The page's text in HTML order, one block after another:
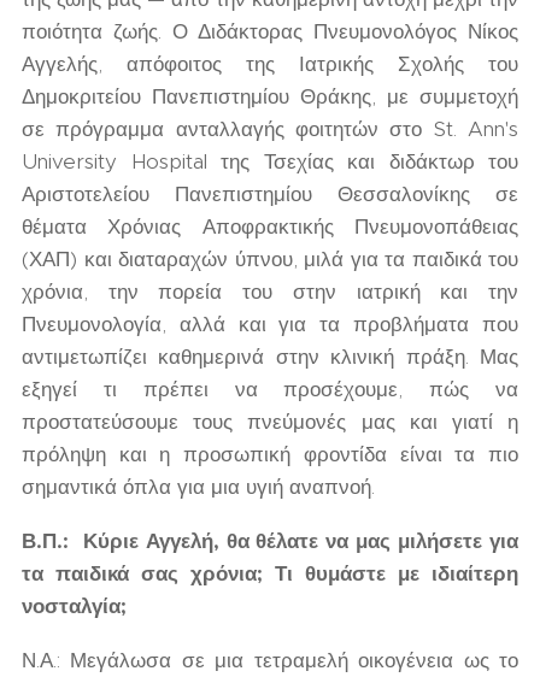
ποιότητα ζωής. Ο Διδάκτορας Πνευμονολόγος Νίκος
Αγγελής, απόφοιτος της Ιατρικής Σχολής του
Δημοκριτείου Πανεπιστημίου Θράκης, με συμμετοχή
σε πρόγραμμα ανταλλαγής φοιτητών στο St. Ann's
University Hospital της Τσεχίας και διδάκτωρ του
Αριστοτελείου Πανεπιστημίου Θεσσαλονίκης σε
θέματα Χρόνιας Αποφρακτικής Πνευμονοπάθειας
(ΧΑΠ) και διαταραχών ύπνου, μιλά για τα παιδικά του
χρόνια, την πορεία του στην ιατρική και την
Πνευμονολογία, αλλά και για τα προβλήματα που
αντιμετωπίζει καθημερινά στην κλινική πράξη. Μας
εξηγεί τι πρέπει να προσέχουμε, πώς να
προστατεύσουμε τους πνεύμονές μας και γιατί η
πρόληψη και η προσωπική φροντίδα είναι τα πιο
σημαντικά όπλα για μια υγιή αναπνοή.
Β.Π.: Κύριε Αγγελή, θα θέλατε να μας μιλήσετε για
τα παιδικά σας χρόνια; Τι θυμάστε με ιδιαίτερη
νοσταλγία;
Ν.Α.: Μεγάλωσα σε μια τετραμελή οικογένεια ως το